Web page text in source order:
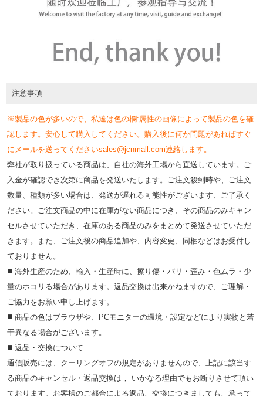
注意事項
※製品の色が多いので、私達は色の欄:属性の画像によって製品の色を確
認します。安心して購入してください。購入後に何か問題があればすぐ
にメールを送ってくださいsales@jcnmall.com連絡します。
弊社が取り扱っている商品は、自社の海外工場から直送しています。ご
入金が確認でき次第に商品を発送いたします。ご注文殺到時や、ご注文
数量、種類が多い場合は、発送が遅れる可能性がございます、ご了承く
ださい。ご注文商品の中に在庫がない商品につき、その商品のみキャン
セルさせていただき、在庫のある商品のみをまとめて発送させていただ
きます。また、ご注文後の商品追加や、内容変更、同梱などはお受付し
ておりません。
◼️ 海外⽣産のため、輸⼊・⽣産時に、擦り傷・バリ・歪み・色ムラ・少
量のホコリる場合があります。返品交換は出来かねますので、ご理解・
ご協⼒をお願い申し上げます。
◼️ 商品の⾊はブラウザや、PCモニターの環境・設定などにより実物と若
⼲異なる場合がございます。
◼️ 返品・交換について
通信販売には、クーリングオフの規定がありませんので、上記に該当す
る商品のキャンセル・返品交換は， いかなる理由でもお断りさせて頂い
ております。お客様のご都合による返品、交換につきましても、承って